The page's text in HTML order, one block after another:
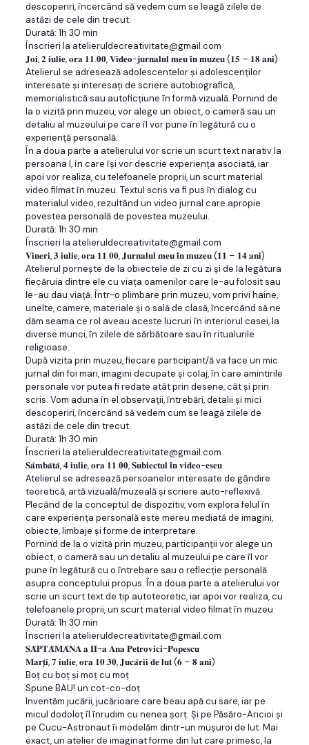
descoperiri, încercând să vedem cum se leagă zilele de
astăzi de cele din trecut.
Durată: 1h 30 min
Înscrieri la atelieruldecreativitate@gmail.com
𝐉𝐨𝐢, 𝟐 𝐢𝐮𝐥𝐢𝐞, 𝐨𝐫𝐚 𝟏𝟏.𝟎𝟎, 𝐕𝐢𝐝𝐞𝐨-𝐣𝐮𝐫𝐧𝐚𝐥𝐮𝐥 𝐦𝐞𝐮 𝐢̂𝐧 𝐦𝐮𝐳𝐞𝐮 (𝟏𝟓 – 𝟏𝟖 𝐚𝐧𝐢)
Atelierul se adresează adolescentelor și adolescenților
interesate și interesați de scriere autobiografică,
memorialistică sau autoficțiune în formă vizuală. Pornind de
la o vizită prin muzeu, vor alege un obiect, o cameră sau un
detaliu al muzeului pe care îl vor pune în legătură cu o
experiență personală.
În a doua parte a atelierului vor scrie un scurt text narativ la
persoana I, în care își vor descrie experiența asociată, iar
apoi vor realiza, cu telefoanele proprii, un scurt material
video filmat în muzeu. Textul scris va fi pus în dialog cu
materialul video, rezultând un video jurnal care apropie
povestea personală de povestea muzeului.
Durată: 1h 30 min
Înscrieri la atelieruldecreativitate@gmail.com
𝐕𝐢𝐧𝐞𝐫𝐢, 𝟑 𝐢𝐮𝐥𝐢𝐞, 𝐨𝐫𝐚 𝟏𝟏.𝟎𝟎, 𝐉𝐮𝐫𝐧𝐚𝐥𝐮𝐥 𝐦𝐞𝐮 𝐢̂𝐧 𝐦𝐮𝐳𝐞𝐮 (𝟏𝟏 – 𝟏𝟒 𝐚𝐧𝐢)
Atelierul pornește de la obiectele de zi cu zi și de la legătura
fiecăruia dintre ele cu viața oamenilor care le-au folosit sau
le-au dau viață. Într-o plimbare prin muzeu, vom privi haine,
unelte, camere, materiale și o sală de clasă, încercând să ne
dăm seama ce rol aveau aceste lucruri în interiorul casei, la
diverse munci, în zilele de sărbătoare sau în ritualurile
religioase.
După vizita prin muzeu, fiecare participant/ă va face un mic
jurnal din foi mari, imagini decupate și colaj, în care amintirile
personale vor putea fi redate atât prin desene, cât și prin
scris. Vom aduna în el observații, întrebări, detalii și mici
descoperiri, încercând să vedem cum se leagă zilele de
astăzi de cele din trecut.
Durată: 1h 30 min
Înscrieri la atelieruldecreativitate@gmail.com
𝐒𝐚̂𝐦𝐛𝐚̆𝐭𝐚̆, 𝟒 𝐢𝐮𝐥𝐢𝐞, 𝐨𝐫𝐚 𝟏𝟏.𝟎𝟎, 𝐒𝐮𝐛𝐢𝐞𝐜𝐭𝐮𝐥 𝐢̂𝐧 𝐯𝐢𝐝𝐞𝐨-𝐞𝐬𝐞𝐮
Atelierul se adresează persoanelor interesate de gândire
teoretică, artă vizuală/muzeală și scriere auto-reflexivă.
Plecând de la conceptul de dispozitiv, vom explora felul în
care experiența personală este mereu mediată de imagini,
obiecte, limbaje și forme de interpretare.
Pornind de la o vizită prin muzeu, participanții vor alege un
obiect, o cameră sau un detaliu al muzeului pe care îl vor
pune în legătură cu o întrebare sau o reflecție personală
asupra conceptului propus. În a doua parte a atelierului vor
scrie un scurt text de tip autoteoretic, iar apoi vor realiza, cu
telefoanele proprii, un scurt material video filmat în muzeu.
Durată: 1h 30 min
Înscrieri la atelieruldecreativitate@gmail.com
𝐒𝐀̆𝐏𝐓𝐀̆𝐌𝐀̂𝐍𝐀 𝐚 𝐈𝐈-𝐚 𝐀𝐧𝐚 𝐏𝐞𝐭𝐫𝐨𝐯𝐢𝐜𝐢-𝐏𝐨𝐩𝐞𝐬𝐜𝐮
𝐌𝐚𝐫𝐭̦𝐢, 𝟕 𝐢𝐮𝐥𝐢𝐞, 𝐨𝐫𝐚 𝟏𝟎.𝟑𝟎, 𝐉𝐮𝐜𝐚̆𝐫𝐢𝐢 𝐝𝐞 𝐥𝐮𝐭 (𝟔 – 𝟖 𝐚𝐧𝐢)
Boț cu boț și moț cu moț
Spune BAU! un cot-co-doț
Inventăm jucării, jucărioare care beau apă cu sare, iar pe
micul dodoloț îl înrudim cu nenea șorț. Și pe Păsăro-Aricioi și
pe Cucu-Astronaut îi modelăm dintr-un mușuroi de lut. Mai
exact, un atelier de imaginat forme din lut care primesc, la